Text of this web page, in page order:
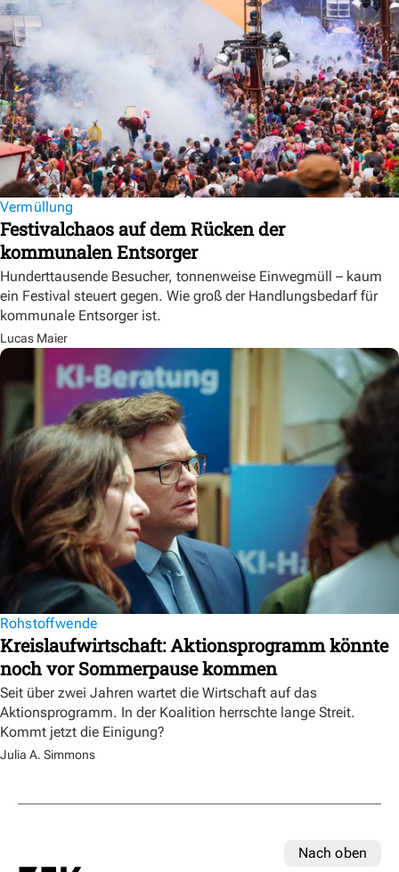
Vermüllung
Festivalchaos auf dem Rücken der
kommunalen Entsorger
Hunderttausende Besucher, tonnenweise Einwegmüll – kaum
ein Festival steuert gegen. Wie groß der Handlungsbedarf für
kommunale Entsorger ist.
Lucas Maier
Rohstoffwende
Kreislaufwirtschaft: Aktionsprogramm könnte
noch vor Sommerpause kommen
Seit über zwei Jahren wartet die Wirtschaft auf das
Aktionsprogramm. In der Koalition herrschte lange Streit.
Kommt jetzt die Einigung?
Julia A. Simmons
Nach oben